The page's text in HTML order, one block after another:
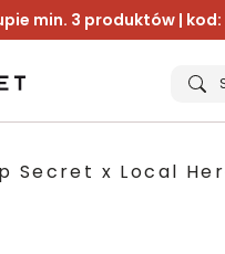
min. 3 produktów | kod:
Secret x Local